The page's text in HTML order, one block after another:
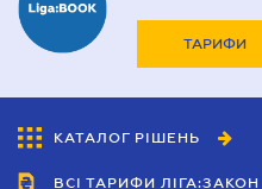
ТАРИФИ
КАТАЛОГ РІШЕНЬ
ВСІ ТАРИФИ ЛІГА:ЗАКОН